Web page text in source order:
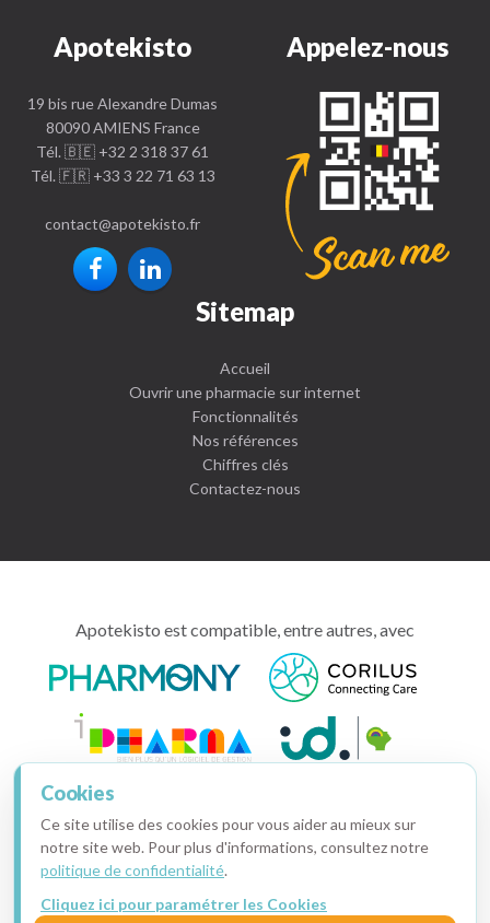
Apotekisto
19 bis rue Alexandre Dumas
80090 AMIENS France
Tél. 🇧🇪 +32 2 318 37 61
Tél. 🇫🇷 +33 3 22 71 63 13
contact@apotekisto.fr
Appelez-nous
Sitemap
Accueil
Ouvrir une pharmacie sur internet
Fonctionnalités
Nos références
Chiffres clés
Contactez-nous
Apotekisto est compatible, entre autres, avec
Cookies
Ce site utilise des cookies pour vous aider au mieux sur
notre site web. Pour plus d'informations, consultez notre
politique de confidentialité.
Cliquez ici pour paramétrer les Cookies